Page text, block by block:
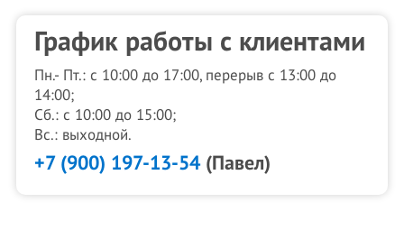
График работы с клиентами
Пн.- Пт.: с 10:00 до 17:00, перерыв с 13:00 до
14:00;
Сб.: с 10:00 до 15:00;
Вс.: выходной.
+7 (900) 197-13-54(Павел)